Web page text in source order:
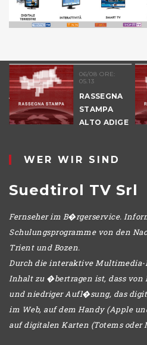
06/08 ORE:
05.13
RASSEGNA
STAMPA
ALTO ADIGE
WER WIR SIND
Suedtirol TV Srl
Fernseher im B�rgerservice.
Schulungsprogramme von den
Trient und Bozen.
Durch die interaktive
Inhalt zu �bertragen ist, dass von
und niedriger Aufl�sung, das
im Web, auf dem Handy (Apple
auf digitalen Karten (Totems oder